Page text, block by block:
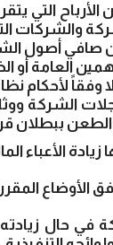
التي
والشركات
أصول
العامة أو
وفقاً لأحكام
الشركة
ببطلان
الأعباء
حال زيادته